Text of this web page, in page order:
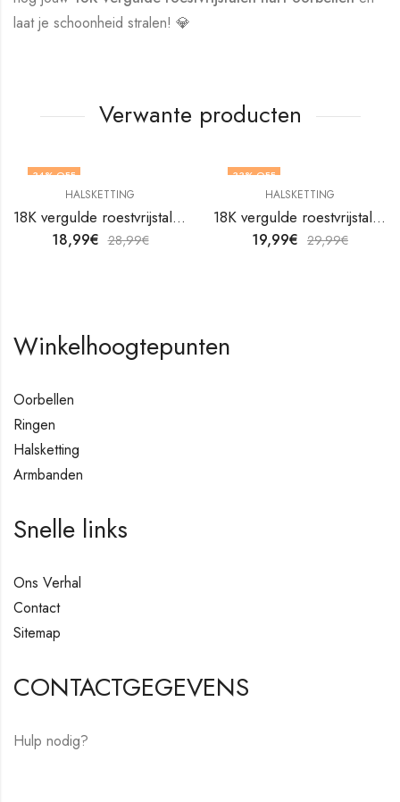
laat je schoonheid stralen! 💎
Verwante producten
34% OFF
HALSKETTING
18K vergulde roestvrijstalen halsketting van V&F Juweliers
18,99€ 28,99€
33% OFF
HALSKETTING
18K vergulde roestvrijstalen halsketting van V&F Juweliers
19,99€ 29,99€
Winkelhoogtepunten
Oorbellen
Ringen
Halsketting
Armbanden
Snelle links
Ons Verhal
Contact
Sitemap
CONTACTGEGEVENS
Hulp nodig?